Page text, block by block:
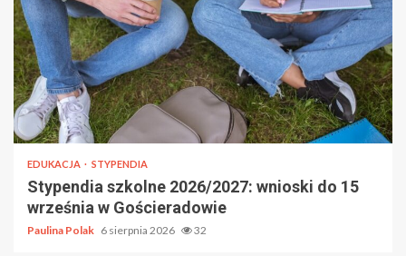
EDUKACJA STYPENDIA
Stypendia szkolne 2026/2027: wnioski do 15
września w Gościeradowie
Paulina Polak 6 sierpnia 2026 32